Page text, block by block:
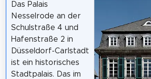
Das Palais
Nesselrode an der
Schulstraße 4 und
Hafenstraße 2 in
Düsseldorf-Carlstadt
ist ein historisches
Stadtpalais. Das im